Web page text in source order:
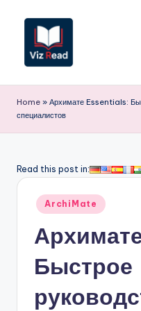
Перейти
содержимому
iz
R
a
Home » Архимате Essentials:
специалистов
Read this post in:
Опубликовано
ArchiMate
Быстрое